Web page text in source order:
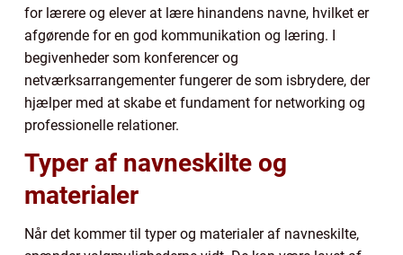
for lærere og elever at lære hinandens navne, hvilket er
afgørende for en god kommunikation og læring. I
begivenheder som konferencer og
netværksarrangementer fungerer de som isbrydere, der
hjælper med at skabe et fundament for networking og
professionelle relationer.
Typer af navneskilte og
materialer
Når det kommer til typer og materialer af navneskilte,